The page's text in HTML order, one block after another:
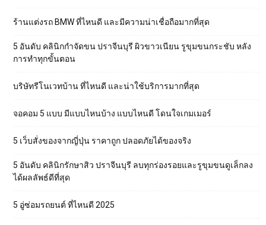
ร้านแต่งรถ BMW ที่ไหนดี และมีความน่าเชื่อถือมากที่สุด
5 อันดับ คลินิกกำจัดขน ปราจีนบุรี ผิวขาวเนียน รูขุมขนกระชับ หลัง
การทำทุกขั้นตอน
บริษัทรีโนเวทบ้าน ที่ไหนดี และน่าใช้บริการมากที่สุด
จอคอม 5 แบบ มีแบบไหนบ้าง แบบไหนดี โดนใจเกมเมอร์
5 เว็บสั่งของจากญี่ปุ่น ราคาถูก ปลอดภัยได้ของจริง
5 อันดับ คลินิกรักษาสิว ปราจีนบุรี ลบทุกร่องรอยและรูขุมขนดูเล็กลง
ได้ผลลัพธ์ดีที่สุด
5 อู่ซ่อมรถยนต์ ที่ไหนดี 2025